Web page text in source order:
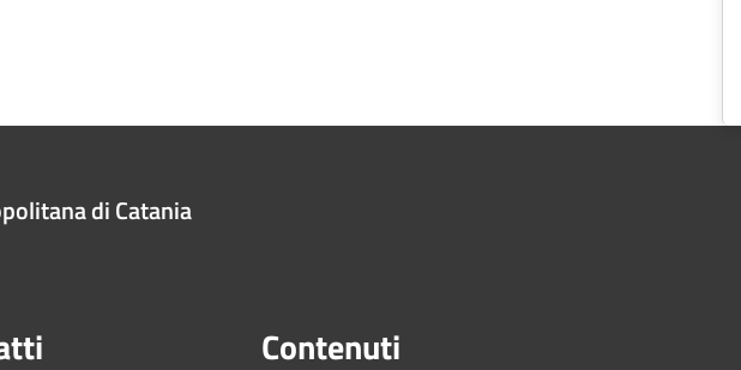
di Catania
Contenuti